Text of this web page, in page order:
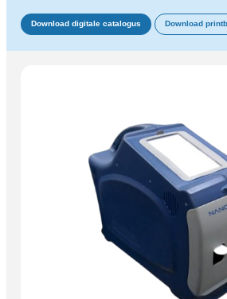
Download digitale catalogus Download